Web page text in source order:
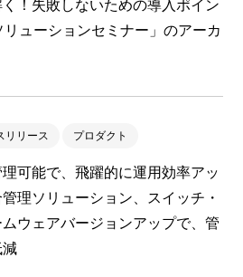
く！失敗しないための導入ポイン
リューションセミナー」のアーカ
リリース プロダクト
可能で、飛躍的に運用効率アッ
理ソリューション、スイッチ・
ウェアバージョンアップで、管
減